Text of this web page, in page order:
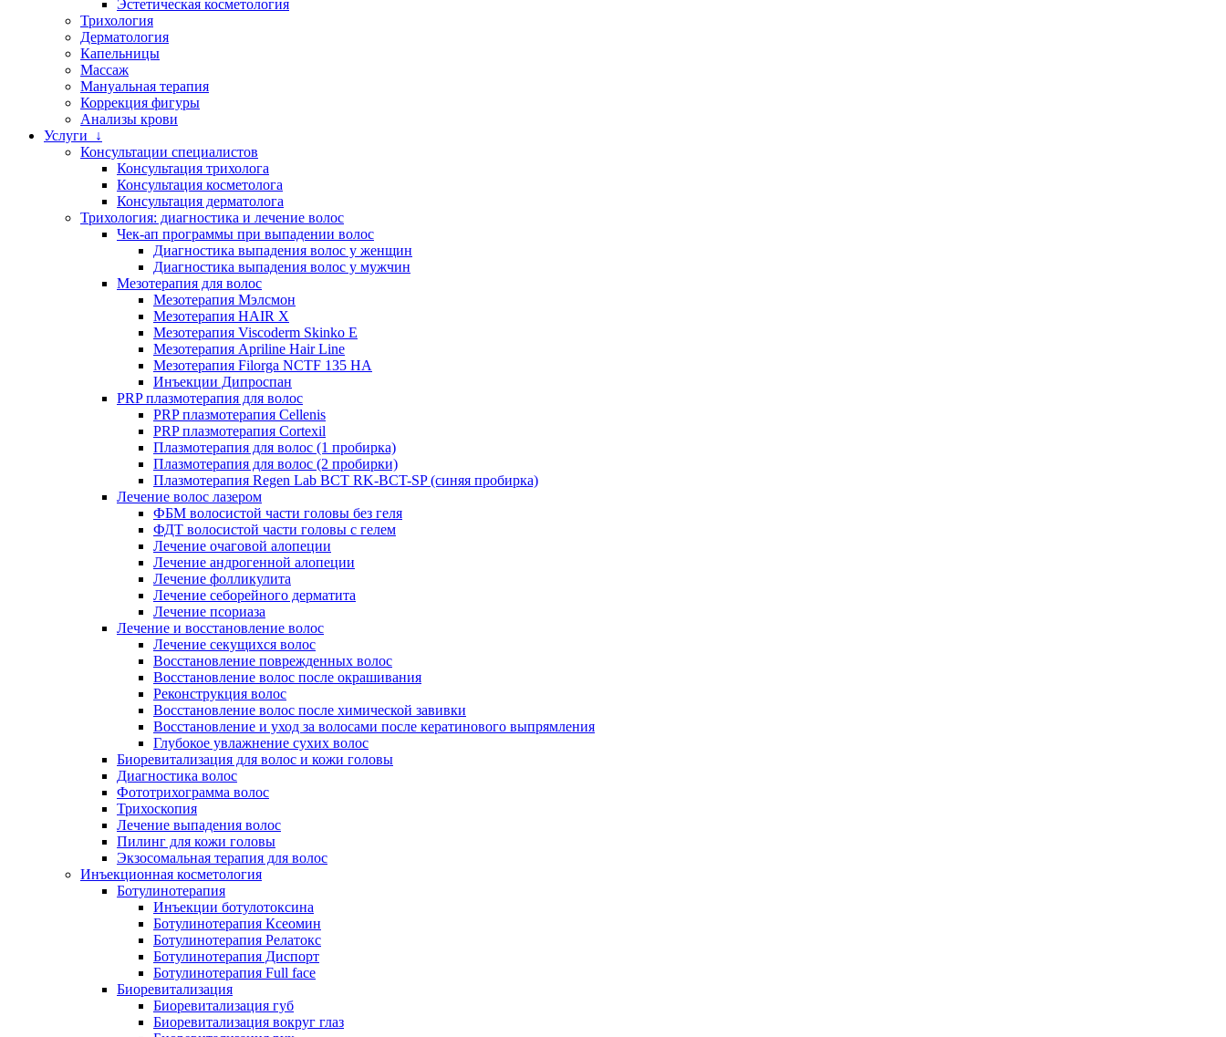
Эстетическая косметология
Трихология
Дерматология
Капельницы
Массаж
Мануальная терапия
Коррекция фигуры
Анализы крови
Услуги ↓
Консультации специалистов
Консультация трихолога
Консультация косметолога
Консультация дерматолога
Трихология: диагностика и лечение волос
Чек-ап программы при выпадении волос
Диагностика выпадения волос у женщин
Диагностика выпадения волос у мужчин
Мезотерапия для волос
Мезотерапия Мэлсмон
Мезотерапия HAIR X
Мезотерапия Viscoderm Skinko E
Мезотерапия Apriline Hair Line
Мезотерапия Filorga NCTF 135 HA
Инъекции Дипроспан
PRP плазмотерапия для волос
PRP плазмотерапия Cellenis
PRP плазмотерапия Cortexil
Плазмотерапия для волос (1 пробирка)
Плазмотерапия для волос (2 пробирки)
Плазмотерапия Regen Lab BCT RK-BCT-SP (синяя пробирка)
Лечение волос лазером
ФБМ волосистой части головы без геля
ФДТ волосистой части головы с гелем
Лечение очаговой алопеции
Лечение андрогенной алопеции
Лечение фолликулита
Лечение себорейного дерматита
Лечение псориаза
Лечение и восстановление волос
Лечение секущихся волос
Восстановление поврежденных волос
Восстановление волос после окрашивания
Реконструкция волос
Восстановление волос после химической завивки
Восстановление и уход за волосами после кератинового выпрямления
Глубокое увлажнение сухих волос
Биоревитализация для волос и кожи головы
Диагностика волос
Фототрихограмма волос
Трихоскопия
Лечение выпадения волос
Пилинг для кожи головы
Экзосомальная терапия для волос
Инъекционная косметология
Ботулинотерапия
Инъекции ботулотоксина
Ботулинотерапия Ксеомин
Ботулинотерапия Релатокс
Ботулинотерапия Диспорт
Ботулинотерапия Full face
Биоревитализация
Биоревитализация губ
Биоревитализация вокруг глаз